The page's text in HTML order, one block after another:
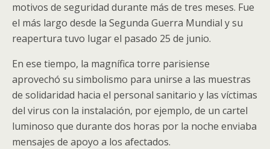
motivos de seguridad durante más de tres meses. Fue
el más largo desde la Segunda Guerra Mundial y su
reapertura tuvo lugar el pasado 25 de junio.
En ese tiempo, la magnífica torre parisiense
aprovechó su simbolismo para unirse a las muestras
de solidaridad hacia el personal sanitario y las víctimas
del virus con la instalación, por ejemplo, de un cartel
luminoso que durante dos horas por la noche enviaba
mensajes de apoyo a los afectados.